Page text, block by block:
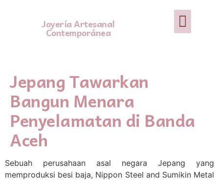
Joyería Artesanal
Contemporánea
Jepang Tawarkan
Bangun Menara
Penyelamatan di Banda
Aceh
Sebuah perusahaan asal negara Jepang yang
memproduksi besi baja, Nippon Steel and Sumikin Metal